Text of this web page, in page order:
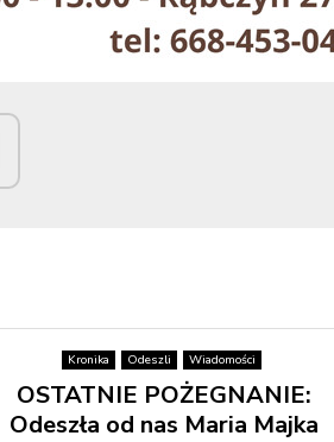
Kronika Odeszli Wiadomości
OSTATNIE POŻEGNANIE:
Odeszła od nas Maria Majka